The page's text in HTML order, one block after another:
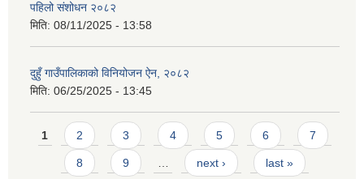
पहिलो संशोधन २०८२
मिति: 08/11/2025 - 13:58
दुहुँ गाउँपालिकाको विनियोजन ऐन, २०८२
मिति: 06/25/2025 - 13:45
Pages
1 2 3 4 5 6 7
8 9 next › last »